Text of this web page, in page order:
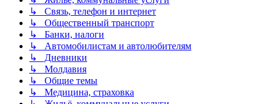
↳ Связь, телефон и интернет
↳ Общественный транспорт
↳ Банки, налоги
↳ Автомобилистам и автолюбителям
↳ Дневники
↳ Молдавия
↳ Общие темы
↳ Медицина, страховка